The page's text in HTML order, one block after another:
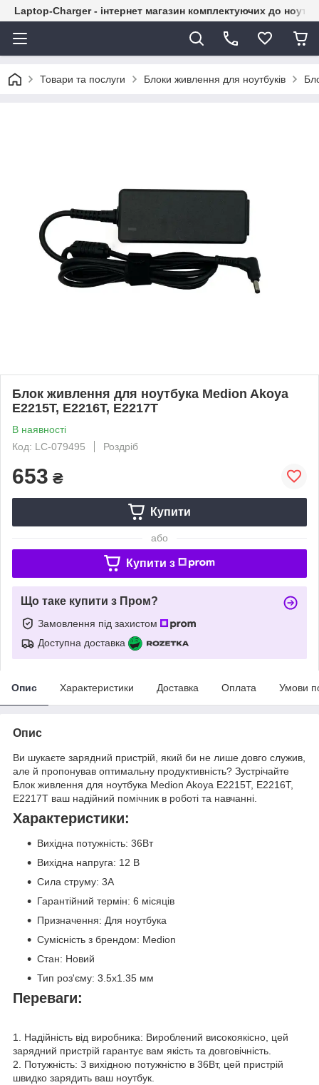
Laptop-Charger - інтернет магазин комплектуючих до
Товари та послуги Блоки живлення для ноутбуків
Блок живлення для ноутбука Medion Akoya
E2215T, E2216T, E2217T
В наявності
Код: LC-079495
Роздріб
653 ₴
Купити
або
Купити з
Що таке купити з Пром?
Замовлення під захистом
Доступна доставка
Опис Характеристики Доставка Оплата Умови
Опис
Ви шукаєте зарядний пристрій, який би не лише довго служив,
але й пропонував оптимальну продуктивність? Зустрічайте
Блок живлення для ноутбука Medion Akoya E2215T, E2216T,
E2217T ваш надійний помічник в роботі та навчанні.
Характеристики:
Вихідна потужність: 36Вт
Вихідна напруга: 12 В
Сила струму: 3А
Гарантійний термін: 6 місяців
Призначення: Для ноутбука
Сумісність з брендом: Medion
Стан: Новий
Тип роз'єму: 3.5x1.35 мм
Переваги:
1. Надійність від виробника: Вироблений високоякісно, цей
зарядний пристрій гарантує вам якість та довговічність.
2. Потужність: З вихідною потужністю в 36Вт, цей пристрій
швидко зарядить ваш ноутбук.